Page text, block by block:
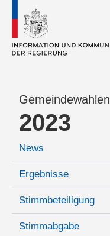
Gemeindewahlen
2023
News
Ergebnisse
Stimmbeteiligung
Stimmabgabe